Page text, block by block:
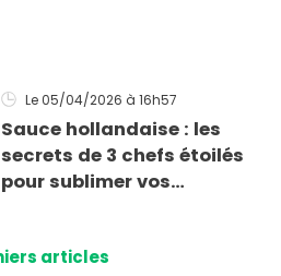
Le 05/04/2026 à 16h57
Sauce hollandaise : les
secrets de 3 chefs étoilés
pour sublimer vos
articles